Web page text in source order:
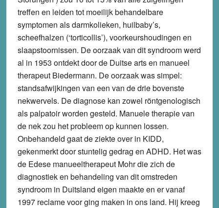
treffen en leiden tot moeilijk behandelbare
symptomen als darmkolieken, huilbaby’s,
scheefhalzen (‘torticollis’), voorkeurshoudingen en
slaapstoornissen. De oorzaak van dit syndroom werd
al in 1953 ontdekt door de Duitse arts en manueel
therapeut Biedermann. De oorzaak was simpel:
standsafwijkingen van een van de drie bovenste
nekwervels. De diagnose kan zowel röntgenologisch
als palpatoir worden gesteld. Manuele therapie van
de nek zou het probleem op kunnen lossen.
Onbehandeld gaat de ziekte over in KIDD,
gekenmerkt door stuntelig gedrag en ADHD. Het was
de Edese manueeltherapeut Mohr die zich de
diagnostiek en behandeling van dit omstreden
syndroom in Duitsland eigen maakte en er vanaf
1997 reclame voor ging maken in ons land. Hij kreeg